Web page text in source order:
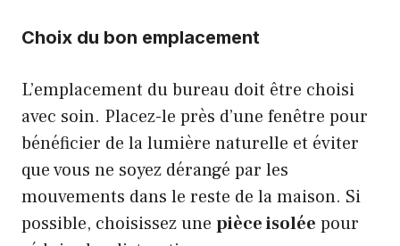
Choix du bon emplacement
L’emplacement du bureau doit être choisi
avec soin. Placez-le près d’une fenêtre pour
bénéficier de la lumière naturelle et éviter
que vous ne soyez dérangé par les
mouvements dans le reste de la maison. Si
possible, choisissez une pièce isolée pour